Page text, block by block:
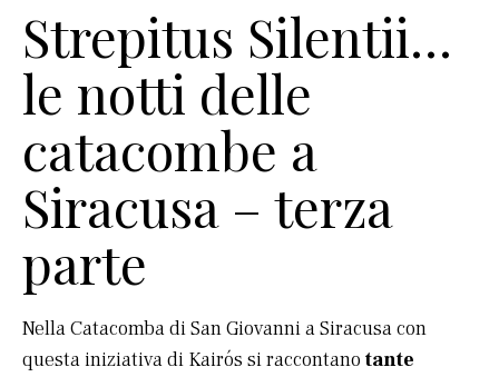
Strepitus Silentii…
le notti delle
catacombe a
Siracusa – terza
parte
Nella Catacomba di San Giovanni a Siracusa con
questa iniziativa di Kairós si raccontano tante